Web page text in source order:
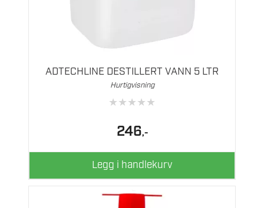
ADTECHLINE DESTILLERT VANN 5 LTR
Hurtigvisning
★★★★★
246,-
Legg i handlekurv